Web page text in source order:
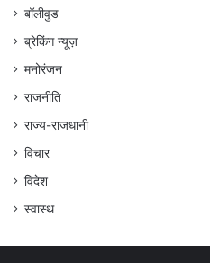
बॉलीवुड
ब्रेकिंग न्यूज़
मनोरंजन
राजनीति
राज्य-राजधानी
विचार
विदेश
स्वास्थ